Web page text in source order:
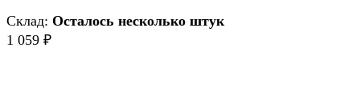
Склад: Осталось несколько штук
1 059 ₽